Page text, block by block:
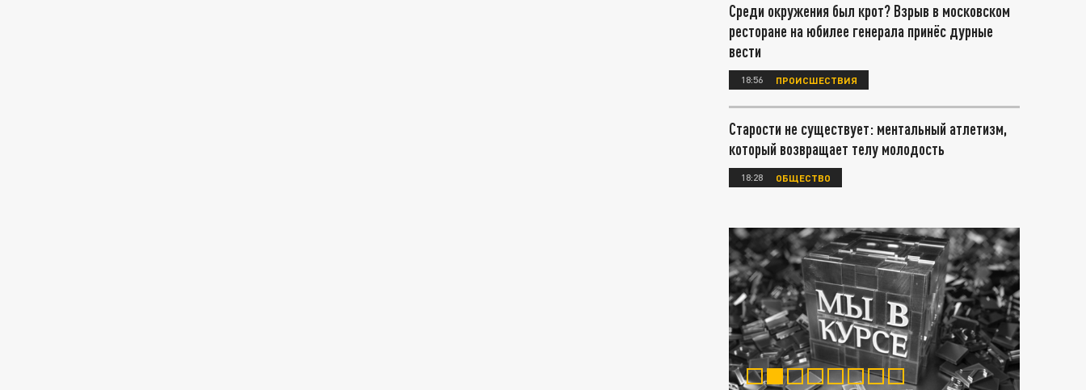
Среди окружения был крот? Взрыв в московском
ресторане на юбилее генерала принёс дурные
вести
18:56 ПРОИСШЕСТВИЯ
Старости не существует: ментальный атлетизм,
который возвращает телу молодость
18:28 ОБЩЕСТВО